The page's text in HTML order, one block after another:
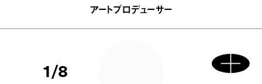
アートプロデューサー
1/8